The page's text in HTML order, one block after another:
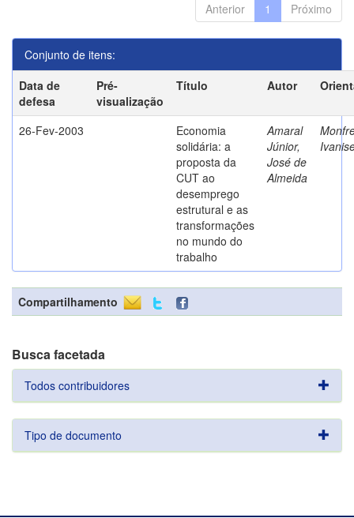
Anterior 1 Próximo
Conjunto de itens:
Data de
defesa
Pré-
visualização
Título Autor
26-Fev-2003
Economia
solidária: a
proposta da
CUT ao
desemprego
estrutural e as
transformações
no mundo do
trabalho
Amaral
Júnior,
José de
Almeida
Compartilhamento
Busca facetada
Todos contribuidores
Tipo de documento